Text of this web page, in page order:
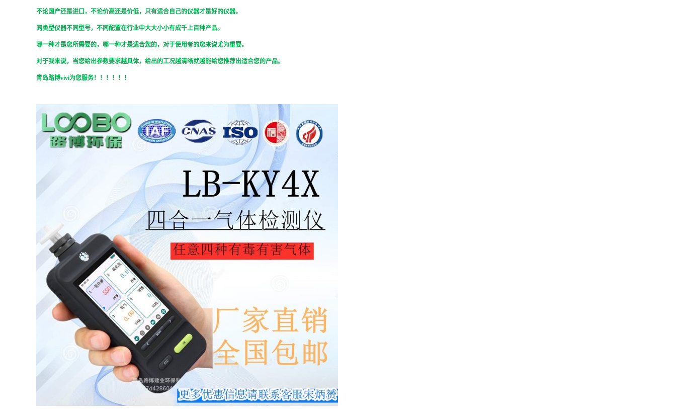
不论国产还是进口，不论价高还是价低，只有适合自己的仪器才是好的仪器。
同类型仪器不同型号，不同配置在行业中大大小小有成千上百种产品。
哪一种才是您所需要的，哪一种才是适合您的，对于使用者的您来说尤为重要。
对于我来说，当您给出参数要求越具体，给出的工况越清晰就越能给您推荐出适合您的产品。
青岛路博vivi为您服务！！！！！！